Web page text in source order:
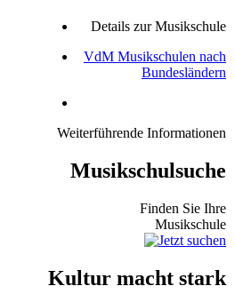
Details zur Musikschule
VdM Musikschulen nach
Bundesländern
Weiterführende Informationen
Musikschulsuche
Finden Sie Ihre
Musikschule
Kultur macht stark